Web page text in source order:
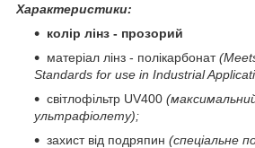
Характеристики:
колір лінз - прозорий
матеріал лінз - полікарбонат
Standards for use in Industrial
світлофільтр UV400
ультрафіолету);
захист від подряпин (спеціальне